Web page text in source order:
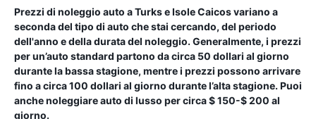
Prezzi di noleggio auto a Turks e Isole Caicos variano a
seconda del tipo di auto che stai cercando, del periodo
dell'anno e della durata del noleggio. Generalmente, i prezzi
per un’auto standard partono da circa 50 dollari al giorno
durante la bassa stagione, mentre i prezzi possono arrivare
fino a circa 100 dollari al giorno durante l’alta stagione. Puoi
anche noleggiare auto di lusso per circa $ 150-$ 200 al
giorno.